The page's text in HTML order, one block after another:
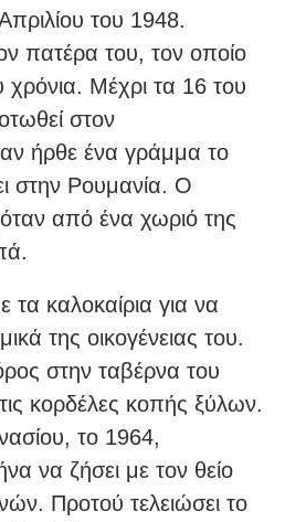
του 1948.
πατέρα του, τον οποίο
Μέχρι τα 16 του
στον
ήρθε ένα γράμμα το
στην Ρουμανία. Ο
από ένα χωριό της
τα καλοκαίρια για να
της οικογένειας του.
στην ταβέρνα του
κορδέλες κοπής ξύλων.
το 1964,
να ζήσει με τον θείο
Προτού τελειώσει το